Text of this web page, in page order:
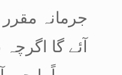
جرمانہ
آئے گا